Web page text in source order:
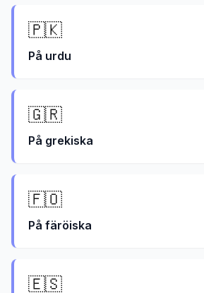
🇵🇰
På urdu
🇬🇷
På grekiska
🇫🇴
På färöiska
🇪🇸